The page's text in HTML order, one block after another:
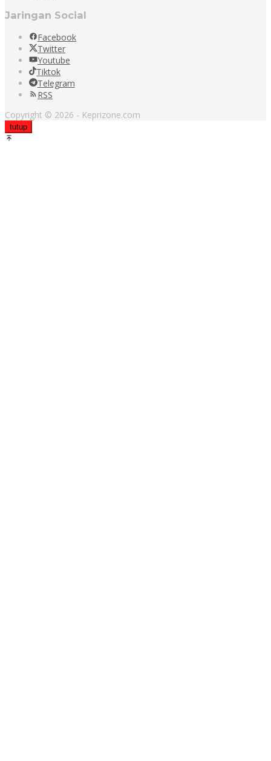
Jaringan Social
Facebook
Twitter
Youtube
Tiktok
Telegram
RSS
Copyright © 2026 - Keprizone.com
tutup